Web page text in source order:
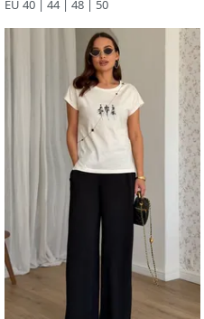
EU 40 | 44 | 48 | 50